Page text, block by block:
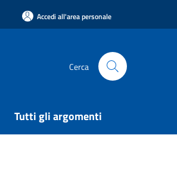
Accedi all'area personale
Cerca
Tutti gli argomenti